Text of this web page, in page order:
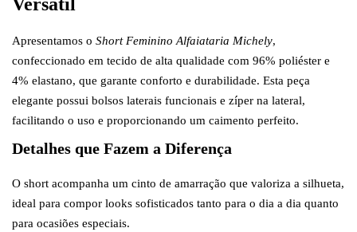
Apresentamos o Short Feminino Alfaiataria Michely,
confeccionado em tecido de alta qualidade com 96% poliéster e
4% elastano, que garante conforto e durabilidade. Esta peça
elegante possui bolsos laterais funcionais e zíper na lateral,
facilitando o uso e proporcionando um caimento perfeito.
Detalhes que Fazem a Diferença
O short acompanha um cinto de amarração que valoriza a silhueta,
ideal para compor looks sofisticados tanto para o dia a dia quanto
para ocasiões especiais.